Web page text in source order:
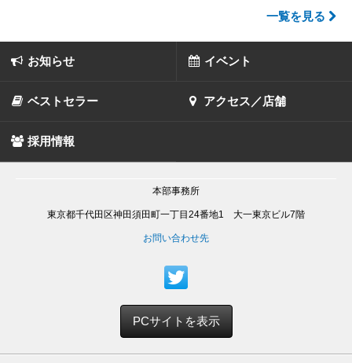
一覧を見る
お知らせ イベント
ベストセラー アクセス／店舗
採用情報
本部事務所
東京都千代田区神田須田町一丁目24番地1 大一東京ビル7階
お問い合わせ先
PCサイトを表示